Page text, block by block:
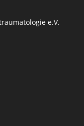
e.V.